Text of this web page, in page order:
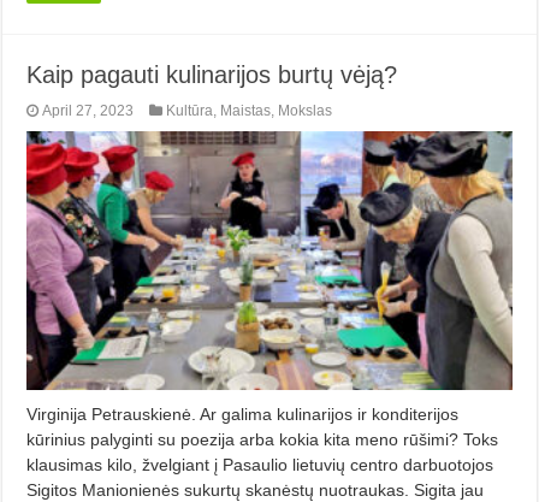
Kaip pagauti kulinarijos burtų vėją?
April 27, 2023 Kultūra, Maistas, Mokslas
Virginija Petrauskienė. Ar galima kulinarijos ir konditerijos
kūrinius palyginti su poezija arba kokia kita meno rūšimi? Toks
klausimas kilo, žvelgiant į Pasaulio lietuvių centro darbuotojos
Sigitos Manionienės sukurtų skanėstų nuotraukas. Sigita jau